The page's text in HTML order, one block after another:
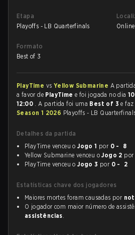
Etapa
Playoffs - LB Quarterfinals
Online
Formato
Best of 3
PlayTime vs Yellow Submarine A
a favor de PlayTimee foi jogada no dia
12:00 . A partida foi uma Best of 3e
Season 1 2026 Playoffs - LB
Detalhes da partida
PlayTime venceu oJogo 1 por 0 - 8
Yellow Submarine venceu oJogo 2 por
PlayTime venceu oJogo 3 por 0 - 2
Estatísticas chave dos jogadores
Maiores mortes foram causadas por
O jogador com maior número de
assistências.